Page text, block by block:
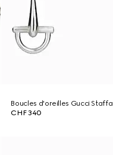
Boucles d'oreilles Gucci Staffa
CHF 340